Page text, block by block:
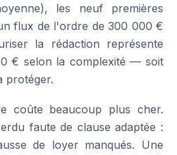
les neuf premières
flux de l'ordre de 300 000 €
la rédaction représente
€ selon la complexité — soit
protéger.
coûte beaucoup plus cher.
faute de clause adaptée :
de loyer manqués. Une